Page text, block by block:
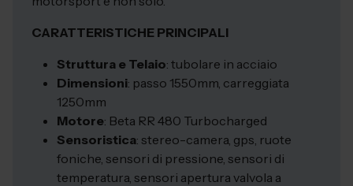
CARATTERISTICHE PRINCIPALI
Struttura e Telaio: tubolare in acciaio
Dimensioni: passo 1550mm, carreggiata
1250mm
Motore: Beta RR 480 Turbocharged
Sensoristica: stereo-camera, gps, ruote
foniche, sensori di pressione, sensori di
temperatura, sensori apertura valvola a